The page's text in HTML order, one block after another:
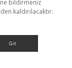
bildirmeniz
kaldırılacaktır.